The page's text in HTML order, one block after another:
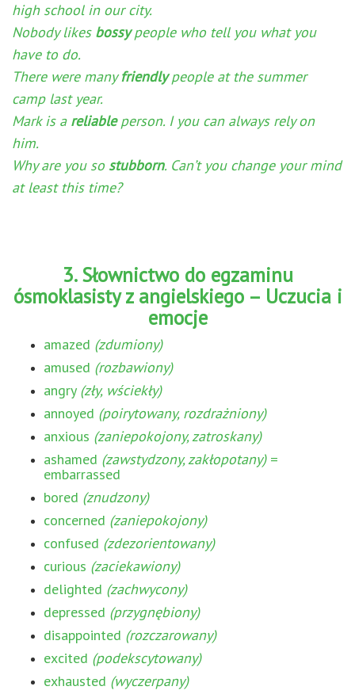
high school in our city.
Nobody likes bossypeople who tell you what you
have to do.
There were manyfriendlypeople at the summer
camp last year.
Mark is a reliableperson. I you can always rely on
him.
Why are you so stubborn. Can’t you change your mind
at least this time?
3. Słownictwo do egzaminu
ósmoklasisty z angielskiego – Uczucia i
emocje
amazed (zdumiony)
amused (rozbawiony)
angry (zły, wściekły)
annoyed (poirytowany, rozdrażniony)
anxious (zaniepokojony, zatroskany)
ashamed (zawstydzony, zakłopotany)=
embarrassed
bored (znudzony)
concerned (zaniepokojony)
confused (zdezorientowany)
curious (zaciekawiony)
delighted (zachwycony)
depressed (przygnębiony)
disappointed (rozczarowany)
excited (podekscytowany)
exhausted (wyczerpany)